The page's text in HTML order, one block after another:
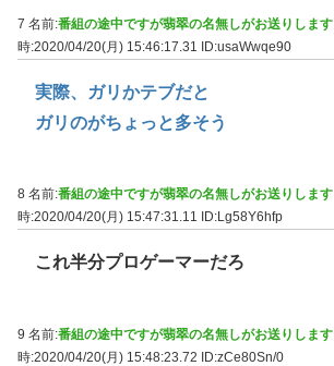
7 名前:番組の途中ですが翡翠の名無しがお送りします
時:2020/04/20(月) 15:46:17.31 ID:usaWwqe90
実際、ガリかテブだと
ガリのがちょっと多そう
8 名前:番組の途中ですが翡翠の名無しがお送りします
時:2020/04/20(月) 15:47:31.11
ID:Lg58Y6hfp
これ半分プロゲーマーだろ
9 名前:番組の途中ですが翡翠の名無しがお送りします
時:2020/04/20(月) 15:48:23.72 ID:zCe80Sn/0